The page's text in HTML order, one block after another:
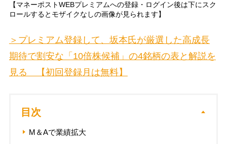
【マネーポストWEBプレミアムへの登録・ログイン後は下にスク
ロールするとモザイクなしの画像が見られます】
＞プレミアム登録して、坂本氏が厳選した高成長
期待で割安な「10倍株候補」の4銘柄の表と解説を
見る 【初回登録月は無料】
目次
M＆Aで業績拡大